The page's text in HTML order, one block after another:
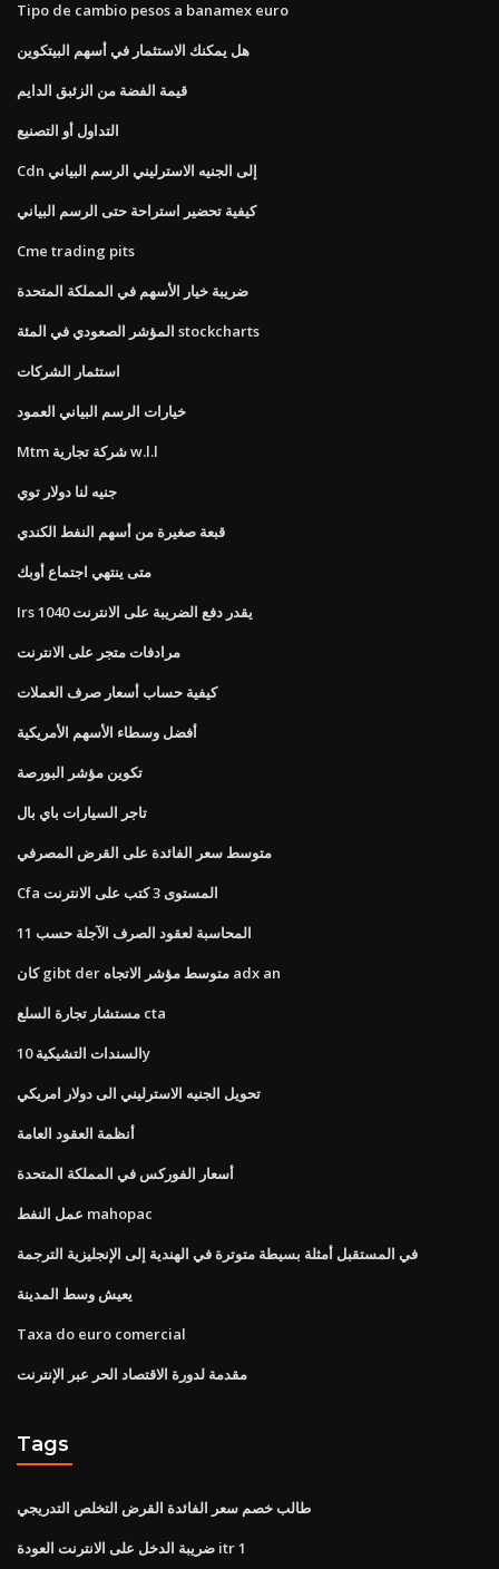
Tipo de cambio pesos a banamex euro
هل يمكنك الاستثمار في أسهم البيتكوين
قيمة الفضة من الزئبق الدايم
التداول أو التصنيع
Cdn إلى الجنيه الاسترليني الرسم البياني
كيفية تحضير استراحة حتى الرسم البياني
Cme trading pits
ضريبة خيار الأسهم في المملكة المتحدة
المؤشر الصعودي في المئة stockcharts
استثمار الشركات
خيارات الرسم البياني العمود
Mtm شركة تجارية w.l.l
جنيه لنا دولار توي
قبعة صغيرة من أسهم النفط الكندي
متى ينتهي اجتماع أوبك
Irs 1040 يقدر دفع الضريبة على الانترنت
مرادفات متجر على الانترنت
كيفية حساب أسعار صرف العملات
أفضل وسطاء الأسهم الأمريكية
تكوين مؤشر البورصة
تاجر السيارات باي بال
متوسط ​​سعر الفائدة على القرض المصرفي
Cfa المستوى 3 كتب على الانترنت
المحاسبة لعقود الصرف الآجلة حسب 11
كان gibt der متوسط ​​مؤشر الاتجاه adx an
مستشار تجارة السلع cta
السندات التشيكية 10y
تحويل الجنيه الاسترليني الى دولار امريكي
أنظمة العقود العامة
أسعار الفوركس في المملكة المتحدة
عمل النفط mahopac
في المستقبل أمثلة بسيطة متوترة في الهندية إلى الإنجليزية الترجمة
يعيش وسط المدينة
Taxa do euro comercial
مقدمة لدورة الاقتصاد الحر عبر الإنترنت
Tags
طالب خصم سعر الفائدة القرض التخلص التدريجي
ضريبة الدخل على الانترنت العودة itr 1